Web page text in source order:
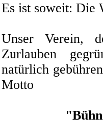
Es ist soweit: Die
Unser Verein,
Zurlauben
natürlich
Motto